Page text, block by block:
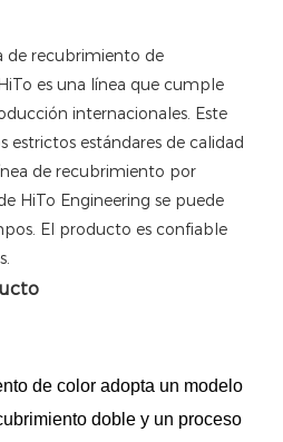
de recubrimiento de
es una línea que cumple
internacionales. Este
estándares de calidad
de recubrimiento por
HiTo Engineering se puede
El producto es confiable
de color adopta un modelo
doble y un proceso